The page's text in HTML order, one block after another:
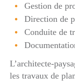
Gestion de
Direction de
Conduite de
L’architecte-
les travaux de